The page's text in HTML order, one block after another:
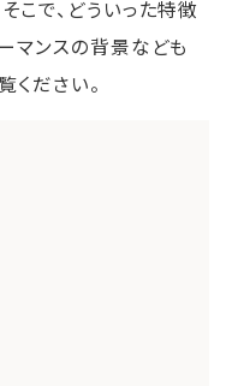
こで、どういった特徴
マンスの背景なども
ください。